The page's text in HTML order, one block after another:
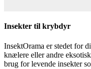
Insekter til krybdyr
InsektOrama er stedet for
knælere eller andre
brug for levende insekter